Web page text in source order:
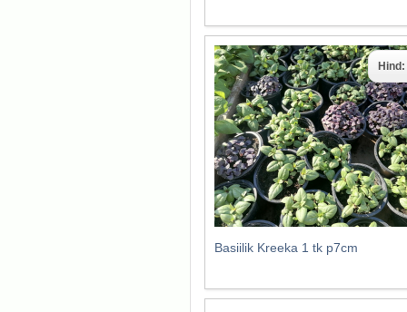
Basiilik Kreeka 1 tk p7cm
Hind: